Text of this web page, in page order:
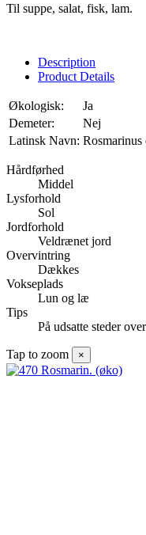
Til suppe, salat, fisk, lam.
Description
Product Details
Økologisk:
Ja
Demeter:
Nej
Latinsk Navn:
Hårdførhed
Middel
Lysforhold
Sol
Jordforhold
Veldrænet jord
Overvintring
Dækkes
Vokseplads
Lun og læ
Tips
På udsatte steder
Tap to zoom ×